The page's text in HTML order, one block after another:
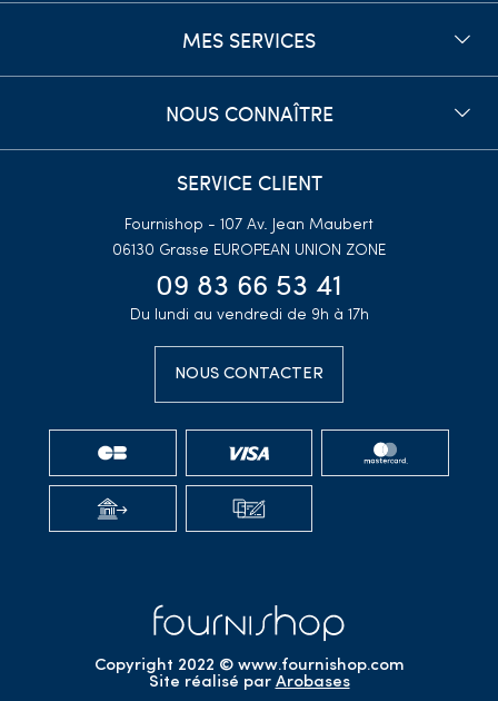
MES SERVICES
NOUS CONNAÎTRE
SERVICE CLIENT
Fournishop - 107 Av. Jean Maubert
06130 Grasse EUROPEAN UNION ZONE
09 83 66 53 41
Du lundi au vendredi de 9h à 17h
NOUS CONTACTER
Copyright 2022 © www.fournishop.com
Site réalisé par Arobases